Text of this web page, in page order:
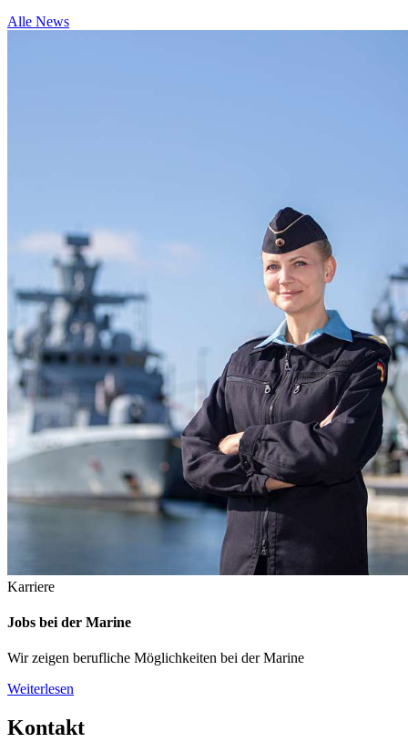
Alle News
Karriere
Jobs bei der Marine
Wir zeigen berufliche Möglichkeiten bei der Marine
Weiterlesen
Kontakt